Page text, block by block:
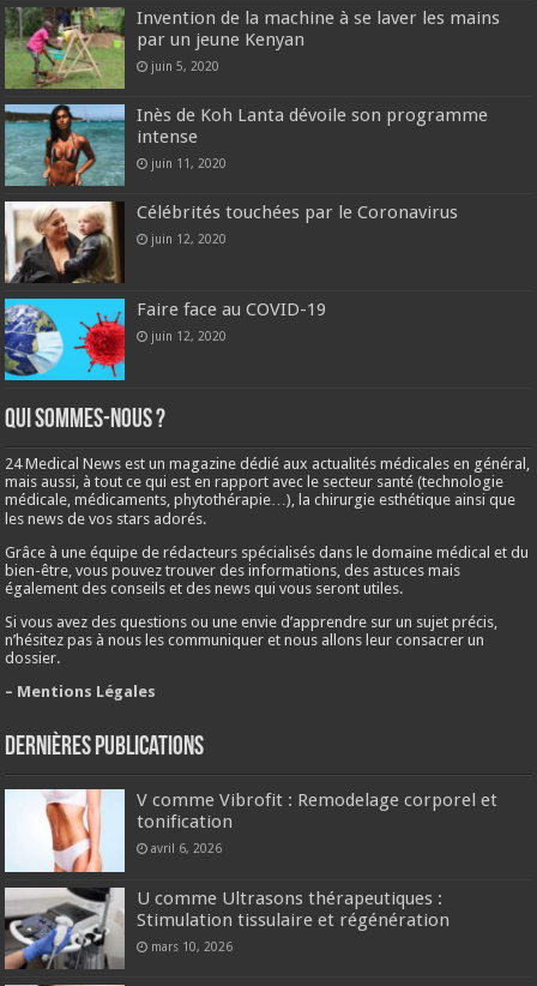
Invention de la machine à se laver les mains
par un jeune Kenyan
juin 5, 2020
Inès de Koh Lanta dévoile son programme
intense
juin 11, 2020
Célébrités touchées par le Coronavirus
juin 12, 2020
Faire face au COVID-19
juin 12, 2020
Qui sommes-nous ?
24 Medical News est un magazine dédié aux actualités médicales en général,
mais aussi, à tout ce qui est en rapport avec le secteur santé (technologie
médicale, médicaments, phytothérapie…), la chirurgie esthétique ainsi que
les news de vos stars adorés.
Grâce à une équipe de rédacteurs spécialisés dans le domaine médical et du
bien-être, vous pouvez trouver des informations, des astuces mais
également des conseils et des news qui vous seront utiles.
Si vous avez des questions ou une envie d’apprendre sur un sujet précis,
n’hésitez pas à nous les communiquer et nous allons leur consacrer un
dossier.
– Mentions Légales
Dernières publications
V comme Vibrofit : Remodelage corporel et
tonification
avril 6, 2026
U comme Ultrasons thérapeutiques :
Stimulation tissulaire et régénération
mars 10, 2026